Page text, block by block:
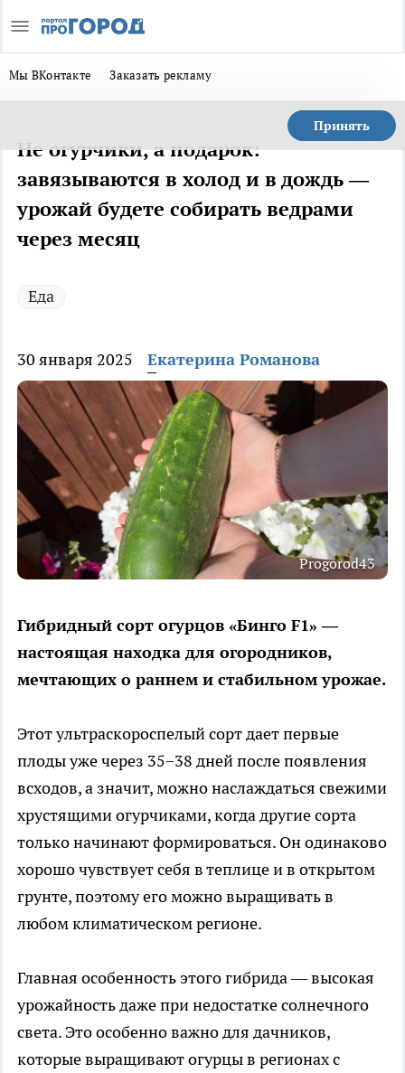
Мы ВКонтакте Заказать рекламу
Принять
Не огурчики, а подарок:
завязываются в холод и в дождь —
урожай будете собирать ведрами
через месяц
Еда
30 января 2025 Екатерина Романова
Progorod43
Гибридный сорт огурцов «Бинго F1» —
настоящая находка для огородников,
мечтающих о раннем и стабильном урожае.
Этот ультраскороспелый сорт дает первые
плоды уже через 35−38 дней после появления
всходов, а значит, можно наслаждаться свежими
хрустящими огурчиками, когда другие сорта
только начинают формироваться. Он одинаково
хорошо чувствует себя в теплице и в открытом
грунте, поэтому его можно выращивать в
любом климатическом регионе.
Главная особенность этого гибрида — высокая
урожайность даже при недостатке солнечного
света. Это особенно важно для дачников,
которые выращивают огурцы в регионах с